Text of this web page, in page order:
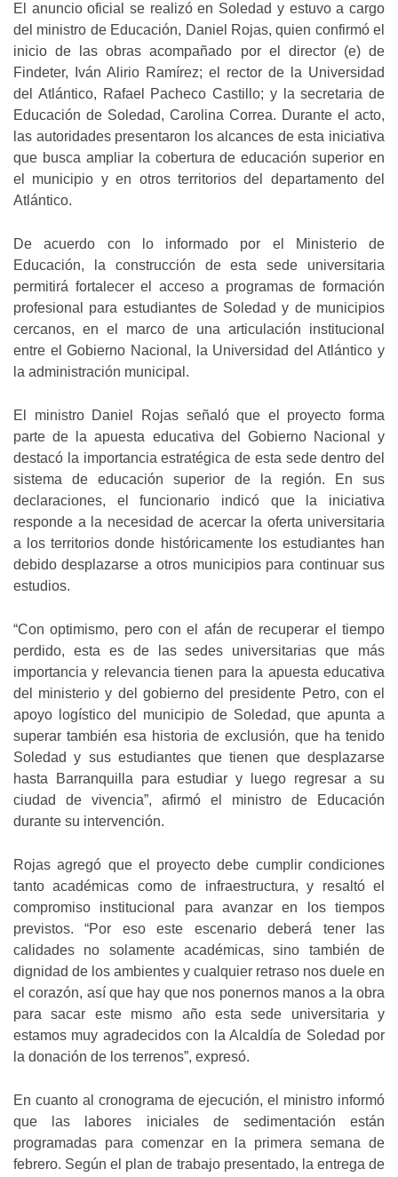
El anuncio oficial se realizó en Soledad y estuvo a cargo
del ministro de Educación, Daniel Rojas, quien confirmó el
inicio de las obras acompañado por el director (e) de
Findeter, Iván Alirio Ramírez; el rector de la Universidad
del Atlántico, Rafael Pacheco Castillo; y la secretaria de
Educación de Soledad, Carolina Correa. Durante el acto,
las autoridades presentaron los alcances de esta iniciativa
que busca ampliar la cobertura de educación superior en
el municipio y en otros territorios del departamento del
Atlántico.
De acuerdo con lo informado por el Ministerio de
Educación, la construcción de esta sede universitaria
permitirá fortalecer el acceso a programas de formación
profesional para estudiantes de Soledad y de municipios
cercanos, en el marco de una articulación institucional
entre el Gobierno Nacional, la Universidad del Atlántico y
la administración municipal.
El ministro Daniel Rojas señaló que el proyecto forma
parte de la apuesta educativa del Gobierno Nacional y
destacó la importancia estratégica de esta sede dentro del
sistema de educación superior de la región. En sus
declaraciones, el funcionario indicó que la iniciativa
responde a la necesidad de acercar la oferta universitaria
a los territorios donde históricamente los estudiantes han
debido desplazarse a otros municipios para continuar sus
estudios.
“Con optimismo, pero con el afán de recuperar el tiempo
perdido, esta es de las sedes universitarias que más
importancia y relevancia tienen para la apuesta educativa
del ministerio y del gobierno del presidente Petro, con el
apoyo logístico del municipio de Soledad, que apunta a
superar también esa historia de exclusión, que ha tenido
Soledad y sus estudiantes que tienen que desplazarse
hasta Barranquilla para estudiar y luego regresar a su
ciudad de vivencia”, afirmó el ministro de Educación
durante su intervención.
Rojas agregó que el proyecto debe cumplir condiciones
tanto académicas como de infraestructura, y resaltó el
compromiso institucional para avanzar en los tiempos
previstos. “Por eso este escenario deberá tener las
calidades no solamente académicas, sino también de
dignidad de los ambientes y cualquier retraso nos duele en
el corazón, así que hay que nos ponernos manos a la obra
para sacar este mismo año esta sede universitaria y
estamos muy agradecidos con la Alcaldía de Soledad por
la donación de los terrenos”, expresó.
En cuanto al cronograma de ejecución, el ministro informó
que las labores iniciales de sedimentación están
programadas para comenzar en la primera semana de
febrero. Según el plan de trabajo presentado, la entrega de